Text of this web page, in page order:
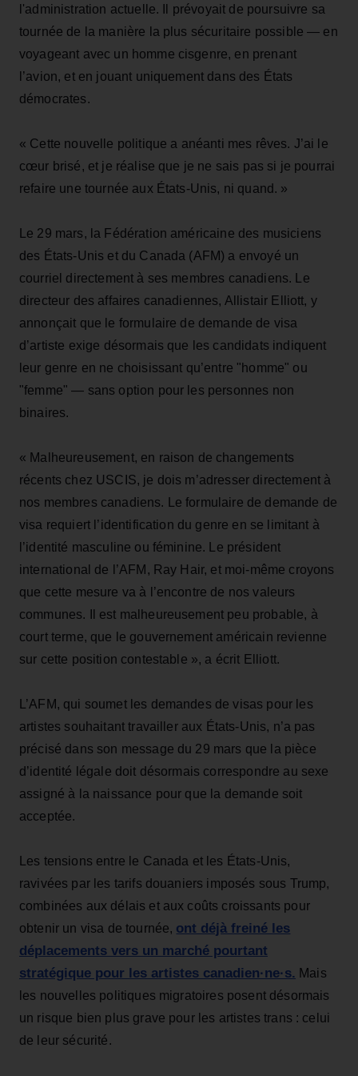
l'administration actuelle. Il prévoyait de poursuivre sa
tournée de la manière la plus sécuritaire possible — en
voyageant avec un homme cisgenre, en prenant
l’avion, et en jouant uniquement dans des États
démocrates.
« Cette nouvelle politique a anéanti mes rêves. J’ai le
cœur brisé, et je réalise que je ne sais pas si je pourrai
refaire une tournée aux États-Unis, ni quand. »
Le 29 mars, la Fédération américaine des musiciens
des États-Unis et du Canada (AFM) a envoyé un
courriel directement à ses membres canadiens. Le
directeur des affaires canadiennes, Allistair Elliott, y
annonçait que le formulaire de demande de visa
d’artiste exige désormais que les candidats indiquent
leur genre en ne choisissant qu’entre "homme" ou
"femme" — sans option pour les personnes non
binaires.
« Malheureusement, en raison de changements
récents chez USCIS, je dois m’adresser directement à
nos membres canadiens. Le formulaire de demande de
visa requiert l’identification du genre en se limitant à
l’identité masculine ou féminine. Le président
international de l’AFM, Ray Hair, et moi-même croyons
que cette mesure va à l’encontre de nos valeurs
communes. Il est malheureusement peu probable, à
court terme, que le gouvernement américain revienne
sur cette position contestable », a écrit Elliott.
L’AFM, qui soumet les demandes de visas pour les
artistes souhaitant travailler aux États-Unis, n’a pas
précisé dans son message du 29 mars que la pièce
d’identité légale doit désormais correspondre au sexe
assigné à la naissance pour que la demande soit
acceptée.
Les tensions entre le Canada et les États-Unis,
ravivées par les tarifs douaniers imposés sous Trump,
combinées aux délais et aux coûts croissants pour
obtenir un visa de tournée, ont déjà freiné les
déplacements vers un marché pourtant
stratégique pour les artistes canadien·ne·s. Mais
les nouvelles politiques migratoires posent désormais
un risque bien plus grave pour les artistes trans : celui
de leur sécurité.